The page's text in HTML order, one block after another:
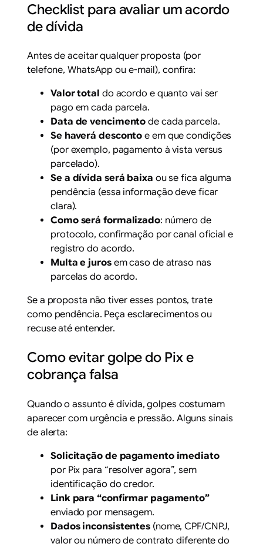
Checklist para avaliar um acordo
de dívida
Antes de aceitar qualquer proposta (por
telefone, WhatsApp ou e-mail), confira:
Valor total do acordo e quanto vai ser
pago em cada parcela.
Data de vencimento de cada parcela.
Se haverá desconto e em que condições
(por exemplo, pagamento à vista versus
parcelado).
Se a dívida será baixa ou se fica alguma
pendência (essa informação deve ficar
clara).
Como será formalizado: número de
protocolo, confirmação por canal oficial e
registro do acordo.
Multa e jurosem caso de atraso nas
parcelas do acordo.
Se a proposta não tiver esses pontos, trate
como pendência. Peça esclarecimentos ou
recuse até entender.
Como evitar golpe do Pix e
cobrança falsa
Quando o assunto é dívida, golpes costumam
aparecer com urgência e pressão. Alguns sinais
de alerta:
Solicitação de pagamento imediato
por Pix para “resolver agora”, sem
identificação do credor.
Link para “confirmar pagamento”
enviado por mensagem.
Dados inconsistentes (nome, CPF/CNPJ,
valor ou número de contrato diferente do